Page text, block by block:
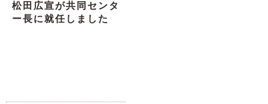
松田広宣が共同センタ
ー長に就任しました